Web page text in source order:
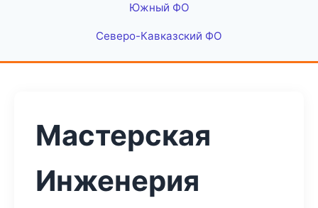
Южный ФО
Северо-Кавказский ФО
Мастерская
Инженерия